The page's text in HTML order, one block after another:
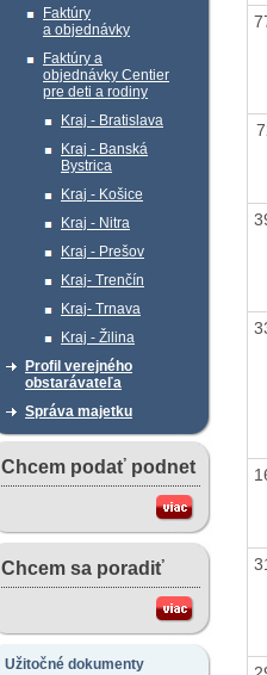
Faktúry
a objednávky
Faktúry a
objednávky Centier
pre deti a rodiny
Kraj - Bratislava
Kraj - Banská
Bystrica
Kraj - Košice
Kraj - Nitra
Kraj - Prešov
Kraj- Trenčín
Kraj- Trnava
Kraj - Žilina
Profil verejného
obstarávateľa
Správa majetku
Chcem podať podnet
Chcem sa poradiť
Užitočné dokumenty